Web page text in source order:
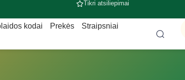
Tikri atsiliepimai
kodai Prekės Straipsniai